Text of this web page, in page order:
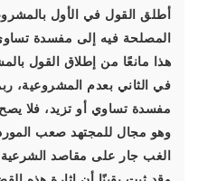
أطلق القول في الأول
المصلحة فيه إلى مفسدة
هذا مانعًا من إطلاق القول
في الثاني بعدم المشروعية،
مفسدة تساوي أو تزيد، فلا
وهو مجال للمجتهد صعب
الغب جار على مقاصد